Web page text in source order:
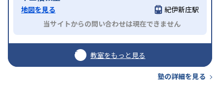
地図を見る
紀伊新庄駅
当サイトからの問い合わせは現在できません
教室をもっと見る
塾の詳細を見る